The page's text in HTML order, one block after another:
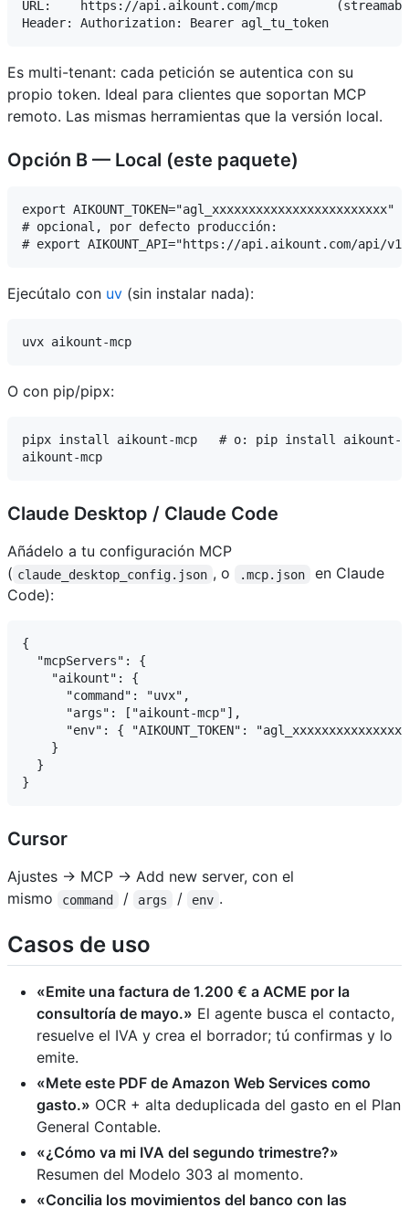
URL:    https://api.aikount.com/mcp
Es multi-tenant: cada petición se autentica con su
propio token. Ideal para clientes que soportan MCP
remoto. Las mismas herramientas que la versión local.
Opción B — Local (este paquete)
export AIKOUNT_TOKEN="agl_xxxxxxxxxxxxxxxxxxxxxxxx"
# opcional, por defecto producción:
Ejecútalo con uv (sin instalar nada):
O con pip/pipx:
pipx install aikount-mcp   # o: pip install aikount-
Claude Desktop / Claude Code
Añádelo a tu configuración MCP
( claude_desktop_config.json , o .mcp.json
en Claude
Code):
{
  "mcpServers": {
    "aikount": {
      "command": "uvx",
      "args": ["aikount-mcp"],
"env": { "AIKOUNT_TOKEN":
    }
  }
Cursor
Ajustes → MCP → Add new server, con el
mismo
command / args / env .
Casos de uso
«Emite una factura de 1.200 € a ACME por la
consultoría de mayo.» El agente busca el contacto,
resuelve el IVA y crea el borrador; tú confirmas y lo
emite.
«Mete este PDF de Amazon Web Services como
gasto.» OCR + alta deduplicada del gasto en el Plan
General Contable.
«¿Cómo va mi IVA del segundo trimestre?»
Resumen del Modelo 303 al momento.
«Concilia los movimientos del banco con las